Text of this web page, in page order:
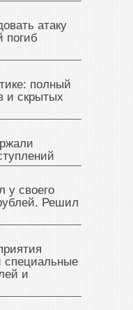
атаку
погиб
полный
и скрытых
у своего
Решил
специальные
и